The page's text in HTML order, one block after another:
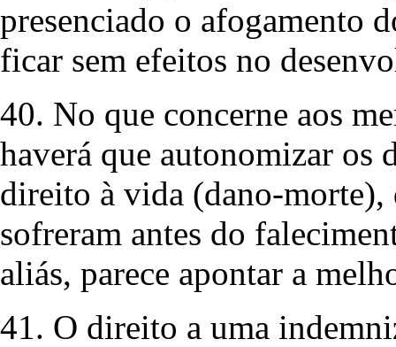
presenciado o afogamento
ficar sem efeitos no
40. No que concerne aos
haverá que autonomizar os
direito à vida (dano-morte),
sofreram antes do
aliás, parece apontar a
41. O direito a uma